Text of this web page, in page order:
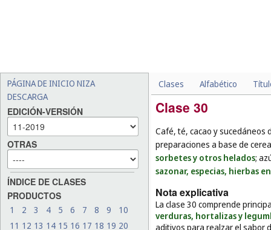
PÁGINA DE INICIO NIZA
DESCARGA
EDICIÓN-VERSIÓN
OTRAS
ÍNDICE DE CLASES
PRODUCTOS
1 2 3 4 5 6 7 8 9
10
11 12 13 14 15 16 17 18 19 20
Clases Alfabético
Clase 30
Café, té, cacao y sucedáneos
preparaciones a base de
sorbetes y otros helados;
sazonar, especias, hierbas
Nota explicativa
La clase 30 comprende
verduras, hortalizas y
aditivos para realzar el sabor